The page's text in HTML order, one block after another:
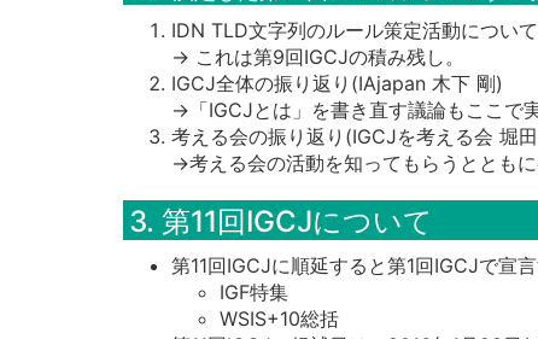
IDN TLD文字列のルール策定活動につい
→ これは第9回IGCJの積み残し。
IGCJ全体の振り返り(IAjapan 木下 剛)
→「IGCJとは」を書き直す議論もここで実
考える会の振り返り(IGCJを考える会 堀
→考える会の活動を知ってもらうとともに
3. 第11回IGCJについて
第11回IGCJに順延すると第1回IGCJで宣
IGF特集
WSIS+10総括